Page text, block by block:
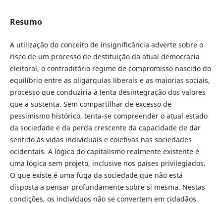
Resumo
A utilização do conceito de insignificância adverte sobre o
risco de um processo de destituição da atual democracia
eleitoral, o contraditório regime de compromisso nascido do
equilíbrio entre as oligarquias liberais e as maiorias sociais,
processo que conduziria à lenta desintegração dos valores
que a sustenta. Sem compartilhar de excesso de
pessimismo histórico, tenta-se compreender o atual estado
da sociedade e da perda crescente da capacidade de dar
sentido às vidas individuais e coletivas nas sociedades
ocidentais. A lógica do capitalismo realmente existente é
uma lógica sem projeto, inclusive nos países privilegiados.
O que existe é uma fuga da sociedade que não está
disposta a pensar profundamente sobre si mesma. Nestas
condições, os indivíduos não se convertem em cidadãos